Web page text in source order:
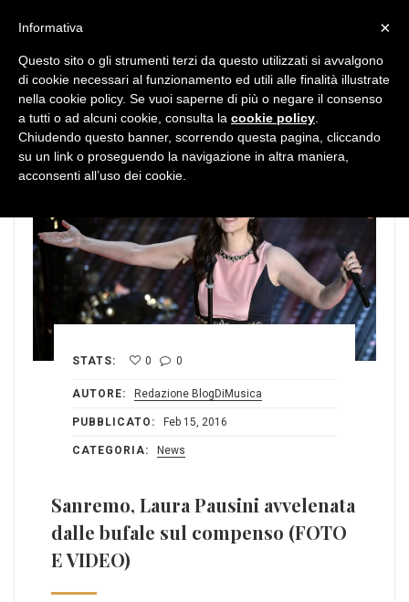
STATS: 0 0
AUTORE: Redazione BlogDiMusica
PUBBLICATO: Feb 15, 2016
CATEGORIA: News
Sanremo, Laura Pausini avvelenata
dalle bufale sul compenso (FOTO
E VIDEO)
×
Informativa
Questo sito o gli strumenti terzi da questo utilizzati si avvalgono
di cookie necessari al funzionamento ed utili alle finalità illustrate
nella cookie policy. Se vuoi saperne di più o negare il consenso
a tutti o ad alcuni cookie, consulta la cookie policy
Chiudendo questo banner, scorrendo questa pagina, cliccando
su un link o proseguendo la navigazione in altra maniera,
acconsenti all’uso dei cookie.